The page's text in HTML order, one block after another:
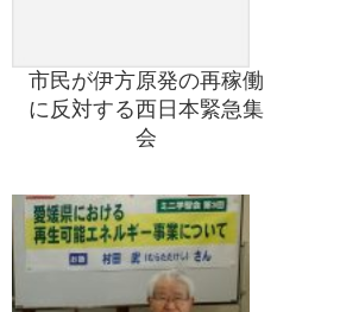
市民が伊方原発の再稼働
に反対する西日本緊急集
会